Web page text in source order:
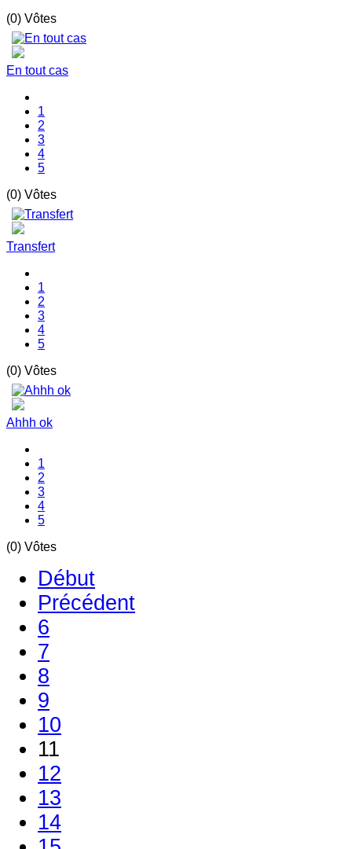
(0) Vôtes
En tout cas
1
2
3
4
5
(0) Vôtes
Transfert
1
2
3
4
5
(0) Vôtes
Ahhh ok
1
2
3
4
5
(0) Vôtes
Début
Précédent
6
7
8
9
10
11
12
13
14